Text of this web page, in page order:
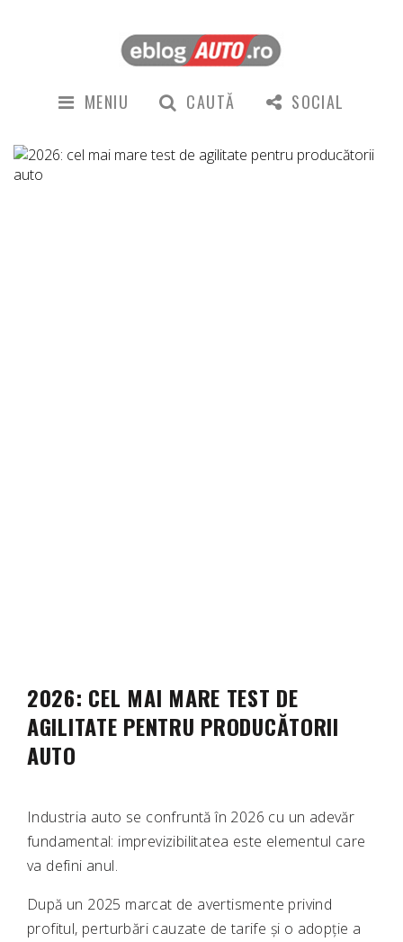
MENIU CAUTĂ SOCIAL
2026: CEL MAI MARE TEST DE
AGILITATE PENTRU PRODUCĂTORII
AUTO
Industria auto se confruntă în 2026 cu un adevăr
fundamental: imprevizibilitatea este elementul care
va defini anul.
După un 2025 marcat de avertismente privind
profitul, perturbări cauzate de tarife și o adopție a